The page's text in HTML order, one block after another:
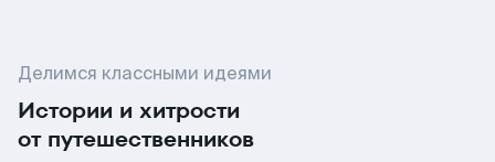
Делимся классными идеями
Истории и хитрости
от путешественников